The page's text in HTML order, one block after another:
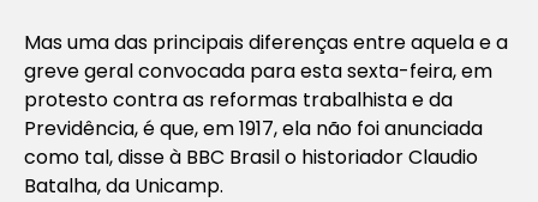
Mas uma das principais diferenças entre aquela e a
greve geral convocada para esta sexta-feira, em
protesto contra as reformas trabalhista e da
Previdência, é que, em 1917, ela não foi anunciada
como tal, disse à BBC Brasil o historiador Claudio
Batalha, da Unicamp.